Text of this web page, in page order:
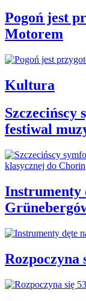
Pogoń jest
Motorem
Kultura
Szczecińscy
festiwal
Instrumenty
Rozpoczyna